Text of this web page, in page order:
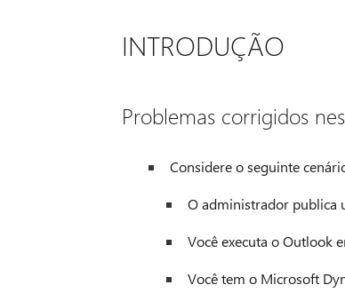
INTRODUÇÃO
Problemas corrigidos
Considere o seguinte
O administrador publica
Você executa o Outlook
Você tem o Microsoft